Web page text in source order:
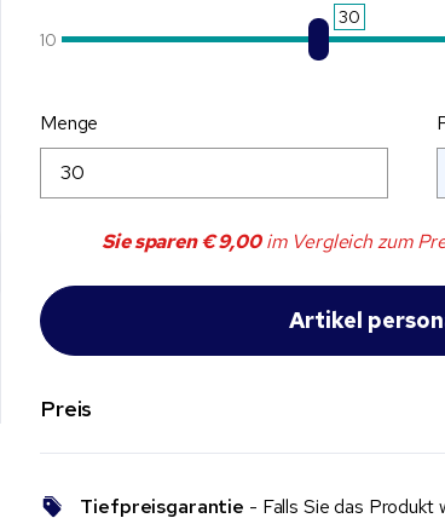
30
10
Menge
Sie sparen€ 9,00im Vergleich zum
Preis
Tiefpreisgarantie - Falls Sie das Produkt